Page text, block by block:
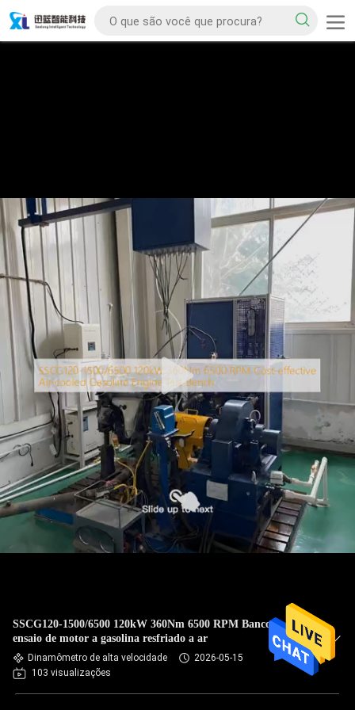
SSCG120-1500/6500 120kW 360Nm 6500 RPM Banco de
ensaio de motor a gasolina resfriado a ar
Dinamômetro de alta velocidade
2026-05-15
103 visualizações